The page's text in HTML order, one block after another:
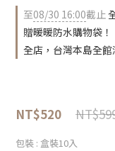
至08/30 16:00截止
贈暖暖防水購物袋！
全店，台灣本島全
NT$520
包裝 : 盒裝10入